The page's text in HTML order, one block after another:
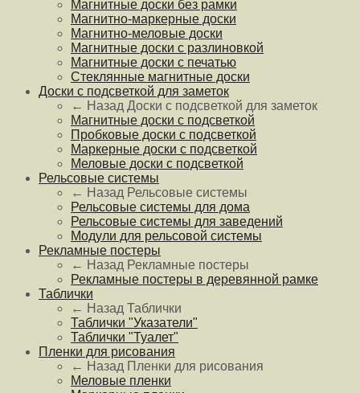
Магнитные доски без рамки
Магнитно-маркерные доски
Магнитно-меловые доски
Магнитные доски с разлиновкой
Магнитные доски с печатью
Стеклянные магнитные доски
Доски с подсветкой для заметок
← Назад Доски с подсветкой для заметок
Магнитные доски с подсветкой
Пробковые доски с подсветкой
Маркерные доски с подсветкой
Меловые доски с подсветкой
Рельсовые системы
← Назад Рельсовые системы
Рельсовые системы для дома
Рельсовые системы для заведений
Модули для рельсовой системы
Рекламные постеры
← Назад Рекламные постеры
Рекламные постеры в деревянной рамке
Таблички
← Назад Таблички
Таблички "Указатели"
Таблички "Туалет"
Пленки для рисования
← Назад Пленки для рисования
Меловые пленки